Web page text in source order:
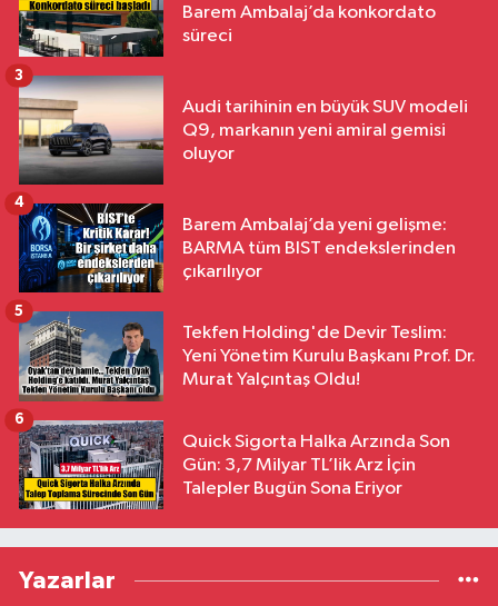
Barem Ambalaj’da konkordato
süreci
Audi tarihinin en büyük SUV modeli
Q9, markanın yeni amiral gemisi
oluyor
3
Barem Ambalaj’da yeni gelişme:
BARMA tüm BIST endekslerinden
çıkarılıyor
4
Tekfen Holding'de Devir Teslim:
Yeni Yönetim Kurulu Başkanı Prof. Dr.
Murat Yalçıntaş Oldu!
5
Quick Sigorta Halka Arzında Son
Gün: 3,7 Milyar TL’lik Arz İçin
Talepler Bugün Sona Eriyor
6
Yazarlar